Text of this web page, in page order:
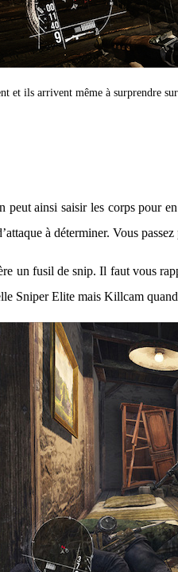
ils arrivent même à surprendre
peut ainsi saisir les corps pour
à déterminer. Vous
un fusil de snip. Il faut vous
Sniper Elite mais Killcam